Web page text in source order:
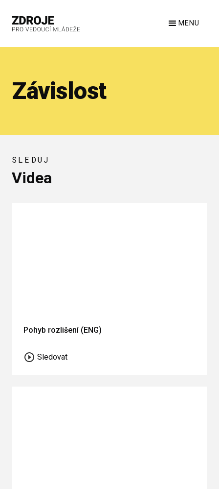
MENU
Závislost
SLEDUJ
Videa
Pohyb rozlišení (ENG)
Sledovat